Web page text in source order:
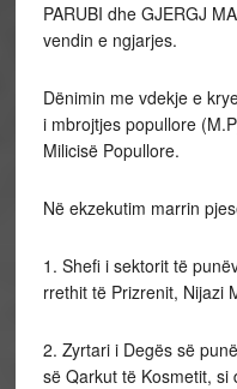
PARUBI dhe GJERGJ
vendin e ngjarjes.
Dënimin me vdekje e
i mbrojtjes popullore
Milicisë Popullore.
Në ekzekutim marrin
1. Shefi i sektorit të
rrethit të Prizrenit, Nijazi
2. Zyrtari i Degës së
së Qarkut të Kosmetit,